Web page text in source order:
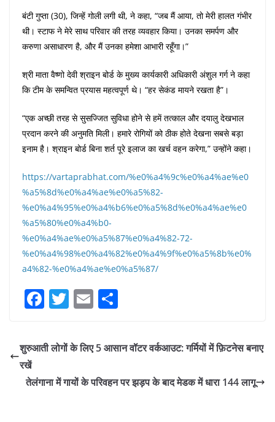
बंटी गुप्ता (30), जिन्हें गोली लगी थी, ने कहा, “जब मैं आया, तो मेरी हालत गंभीर
थी। स्टाफ ने मेरे साथ परिवार की तरह व्यवहार किया। उनका समर्पण और
करुणा असाधारण है, और मैं उनका हमेशा आभारी रहूँगा।”
श्री माता वैष्णो देवी श्राइन बोर्ड के मुख्य कार्यकारी अधिकारी अंशुल गर्ग ने कहा
कि टीम के समन्वित प्रयास महत्वपूर्ण थे। “हर सेकंड मायने रखता है”।
“एक अच्छी तरह से सुसज्जित सुविधा होने से हमें तत्काल और दयालु देखभाल
प्रदान करने की अनुमति मिली। हमारे रोगियों को ठीक होते देखना सबसे बड़ा
इनाम है। श्राइन बोर्ड बिना शर्त पूरे इलाज का खर्च वहन करेगा,” उन्होंने कहा।
https://vartaprabhat.com/%e0%a4%9c%e0%a4%ae%e0
%a5%8d%e0%a4%ae%e0%a5%82-
%e0%a4%95%e0%a4%b6%e0%a5%8d%e0%a4%ae%e0
%a5%80%e0%a4%b0-
%e0%a4%ae%e0%a5%87%e0%a4%82-72-
%e0%a4%98%e0%a4%82%e0%a4%9f%e0%a5%8b%e0%
a4%82-%e0%a4%ae%e0%a5%87/
F
c
e
b
T
itt
er
E
ai
l
ar
e
शुरुआती लोगों के लिए 5 आसान वॉटर वर्कआउट: गर्मियों में फ़िटनेस बनाए
रखें
तेलंगाना में गायों के परिवहन पर झड़प के बाद मेडक में धारा 144 लागू